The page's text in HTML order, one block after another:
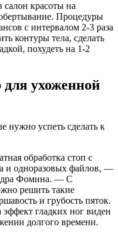
салон красоты на
Процедуры
с интервалом 2-3 раза
контуры тела, сделать
похудеть на 1-2
ухоженной
обработка стоп с
и одноразовых файлов, —
Фомина. — С
решить такие
и грубость пяток.
эффект гладких ног виден
долгого времени.